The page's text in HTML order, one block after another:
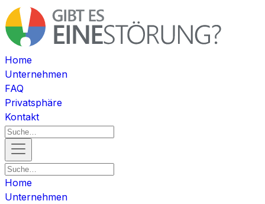
Home
Unternehmen
FAQ
Privatsphäre
Kontakt
Home
Unternehmen